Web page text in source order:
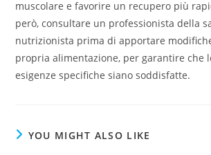
muscolare e favorire un recupero più
però, consultare un professionista della
nutrizionista prima di apportare
propria alimentazione, per garantire che
esigenze specifiche siano soddisfatte.
YOU MIGHT ALSO LIKE